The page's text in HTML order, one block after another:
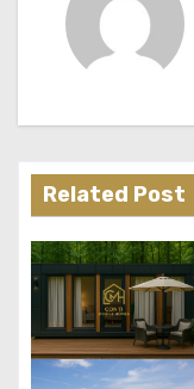
c
j
a
w
p
Related Post